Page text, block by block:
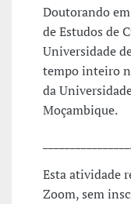
Doutorando
de Estudos de
Universidade
tempo inteiro
da
Moçambique.
Esta atividade
Zoom, sem